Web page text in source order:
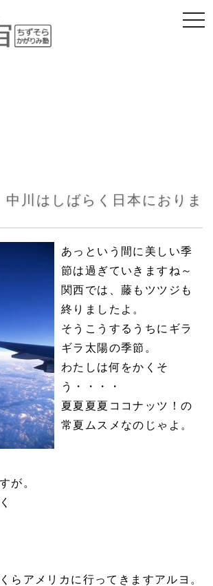
中川はしばらく日本におりま
あっという間に美しい季
節は過ぎていきますね～
関西では、藤もツツジも
終りましたよ。
そうこうするうちにギラ
ギラ太陽の季節。
わたしは何をかくそ
う・・・・
夏夏夏夏ココナッツ！の
常夏ムスメなのじゃよ。
が。
らアメリカに行ってきますアルヨ。